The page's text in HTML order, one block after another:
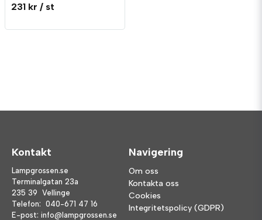
231 kr / st
Kontakt
Lampgrossen.se
Terminalgatan 23a
235 39 Vellinge
Telefon: 040-671 47 16
E-post: info@lampgrossen.se
Navigering
Om oss
Kontakta oss
Cookies
Integritetspolicy (GDPR)